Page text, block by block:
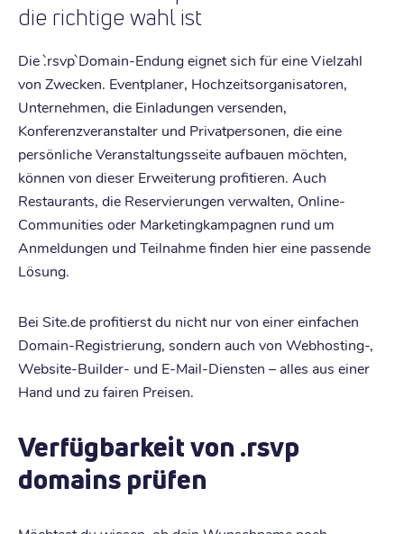
die richtige wahl ist
Die `.rsvp` Domain-Endung eignet sich für eine Vielzahl
von Zwecken. Eventplaner, Hochzeitsorganisatoren,
Unternehmen, die Einladungen versenden,
Konferenzveranstalter und Privatpersonen, die eine
persönliche Veranstaltungsseite aufbauen möchten,
können von dieser Erweiterung profitieren. Auch
Restaurants, die Reservierungen verwalten, Online-
Communities oder Marketingkampagnen rund um
Anmeldungen und Teilnahme finden hier eine passende
Lösung.
Bei Site.de profitierst du nicht nur von einer einfachen
Domain-Registrierung, sondern auch von Webhosting-,
Website-Builder- und E-Mail-Diensten – alles aus einer
Hand und zu fairen Preisen.
Verfügbarkeit von .rsvp
domains prüfen